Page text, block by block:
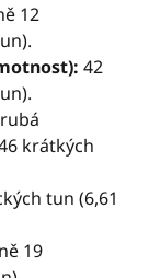
12
42
krátkých
tun (6,61
19